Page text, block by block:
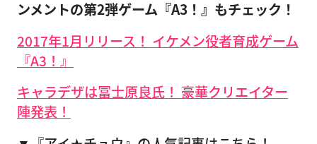
ンメントの第2弾ゲーム『A3！』もチェック！
2017年1月リリース！ イケメン役者育成ゲーム
『A3！』
キャラデザは冨士原良氏！ 豪華クリエイター
陣発表！